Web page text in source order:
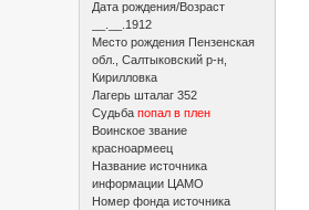
Дата рождения/Возраст
__.__.1912
Место рождения Пензенская
обл., Салтыковский р-н,
Кирилловка
Лагерь шталаг 352
Судьбапопал в плен
Воинское звание
красноармеец
Название источника
информации ЦАМО
Номер фонда источника